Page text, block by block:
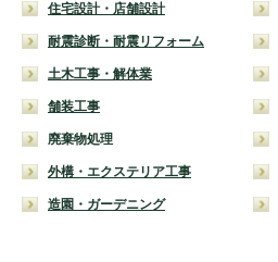
住宅設計・店舗設計
耐震診断・耐震リフォーム
土木工事・解体業
舗装工事
廃棄物処理
外構・エクステリア工事
造園・ガーデニング